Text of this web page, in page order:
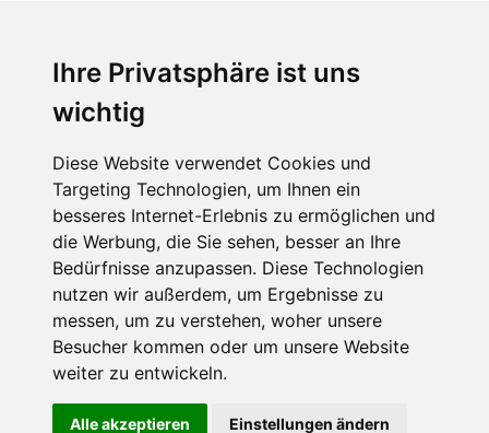
Ihre Privatsphäre ist uns
wichtig
Diese Website verwendet Cookies und
Targeting Technologien, um Ihnen ein
besseres Internet-Erlebnis zu ermöglichen und
die Werbung, die Sie sehen, besser an Ihre
Bedürfnisse anzupassen. Diese Technologien
nutzen wir außerdem, um Ergebnisse zu
messen, um zu verstehen, woher unsere
Besucher kommen oder um unsere Website
weiter zu entwickeln.
Alle akzeptieren Einstellungen ändern
Auto heißt Auto: Wie man die Klimaanlage bedient (und wie nicht)
Fabian Steiner
Der großen Katzensprung mit dem Jaguar Type 01
Menschen in Bewegung
Sophia Flörsch, Rennfahrerin